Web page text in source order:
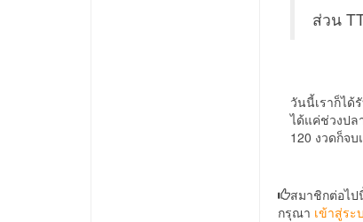
ส่วน
วันนี้เราก็ได้
ได้แค่ช่วงปล
120 งวดก็จบ
สมาชิกต่อไ
กรุณา เข้าสู่ระ